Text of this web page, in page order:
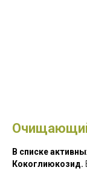
В списке
Кокоглиюкозид.